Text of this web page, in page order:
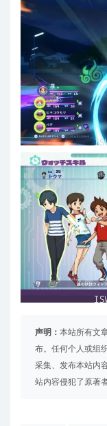
声明： 本站所有文
布。任何个人或组
采集、发布本站内
站内容侵犯了原著